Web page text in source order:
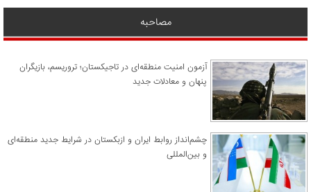
مصاحبه
آزمون امنیت منطقه‌ای در تاجیکستان؛ تروریسم، بازیگران
پنهان و معادلات جدید
چشم‌انداز روابط ایران و ازبکستان در شرایط جدید منطقه‌ای
و بین‌المللی